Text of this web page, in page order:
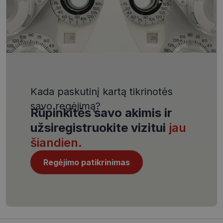
Kada paskutinį kartą tikrinotės
savo regėjimą?
Rūpinkitės savo akimis ir
užsiregistruokite vizitui jau
šiandien.
Regėjimo patikrinimas
VISITOR_PRIVACY_METADATA
YouTube
.youtube.com
5 mėnesiai
4 savaitės
CookieScriptConsent
CookieScript
www.visionexpress.lt